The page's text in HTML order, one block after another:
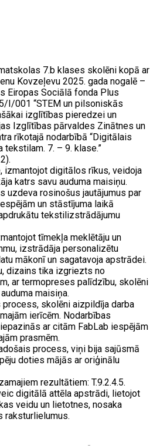
7.b klases skolēni kopā ar
Kovzeļevu 2025. gada nogalē –
Eiropas Sociālā fonda Plus
I/001 “STEM un pilsoniskās
izglītības pieredzei un
Izglītības pārvaldes Zinātnes un
rīkotajā nodarbībā “Digitālais
tekstilam. 7. – 9. klase.”
izmantojot digitālos rīkus, veidoja
katrs savu auduma maisiņu.
uzdeva rosinošus jautājumus par
un stāstījuma laikā
tekstilizstrādājumu
tīmekļa meklētāju un
izstrādāja personalizētu
mākonī un sagatavoja apstrādei.
dizains tika izgriezts no
ar termopreses palīdzību, skolēni
maisiņa.
process, skolēni aizpildīja darba
ierīcēm. Nodarbības
ar citām FabLab iespējām
prasmēm.
process, viņi bija sajūsmā
doties mājās ar oriģinālu
rezultātiem: T.9.2.4.5.
digitālā attēla apstrādi, lietojot
veidu un lietotnes, nosaka
raksturlielumus.